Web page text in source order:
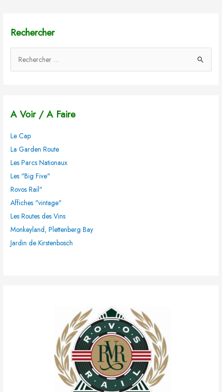
Rechercher
e
e
c
h
e
r
:
A Voir / A Faire
Le Cap
La Garden Route
Les Parcs Nationaux
Les "Big Five"
Rovos Rail"
Affiches "vintage"
Les Routes des Vins
Monkeyland, Plettenberg Bay
Jardin de Kirstenbosch